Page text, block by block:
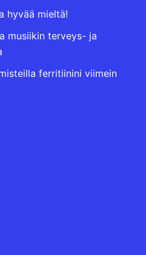
hyvää mieltä!
musiikin terveys- ja
ferritiinini viimein